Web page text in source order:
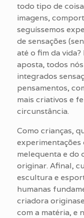
todo tipo de
imagens,
seguíssemos
de sensações
até o fim da vida?
aposta, todos
integrados
pensamentos,
mais criativos e
circunstância.
Como crianças,
experimentações
melequenta e do
originar. Afinal,
escultura e
humanas
criadora
com a matéria, e